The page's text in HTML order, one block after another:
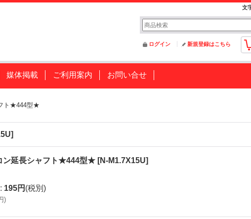
文
ログイン 新規登録はこちら
媒体掲載 ご利用案内 お問い合せ
ト★444型★
]
ン延長シャフト★444型★ [N-M1.7X15U]
: 195円 (税別)
)